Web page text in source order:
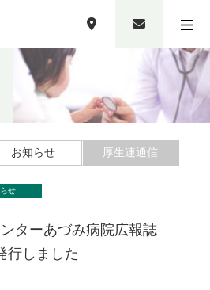
お知らせ 厚生連通信
せ
ターあづみ病院広報誌
行しました